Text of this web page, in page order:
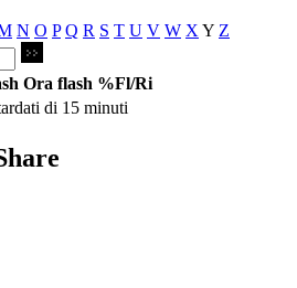
N O P Q R S T U V W X Y Z
Ora flash %Fl/Ri
di 15 minuti